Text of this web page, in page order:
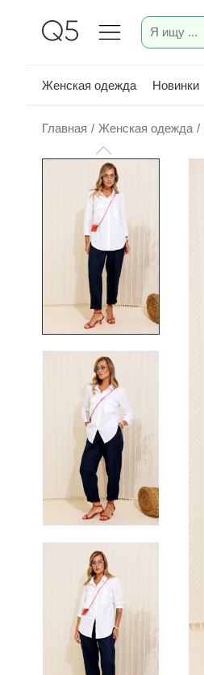
Женская одежда Новинки
Главная / Женская одежда /